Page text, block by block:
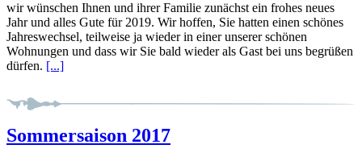
wir wünschen Ihnen und ihrer Familie zunächst ein frohes neues
Jahr und alles Gute für 2019. Wir hoffen, Sie hatten einen schönes
Jahreswechsel, teilweise ja wieder in einer unserer schönen
Wohnungen und dass wir Sie bald wieder als Gast bei uns begrüßen
dürfen. [...]
Sommersaison 2017